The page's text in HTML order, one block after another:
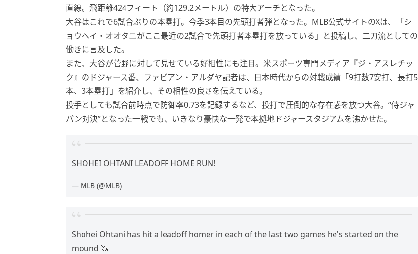
直線。飛距離424フィート（約129.2メートル）の特大アーチとなった。
大谷はこれで6試合ぶりの本塁打。今季3本目の先頭打者弾となった。MLB公式サイトのXは、「シ
ョウヘイ・オオタニがここ最近の2試合で先頭打者本塁打を放っている」と投稿し、二刀流としての
働きに言及した。
また、大谷が菅野に対して見せている好相性にも注目。米スポーツ専門メディア『ジ・アスレチッ
ク』のドジャース番、ファビアン・アルダヤ記者は、日本時代からの対戦成績「9打数7安打、長打5
本、3本塁打」を紹介し、その相性の良さを伝えている。
投手としても試合前時点で防御率0.73を記録するなど、投打で圧倒的な存在感を放つ大谷。“侍ジャ
パン対決”となった一戦でも、いきなり豪快な一発で本拠地ドジャースタジアムを沸かせた。
SHOHEI OHTANI LEADOFF HOME RUN!
— MLB (@MLB)
Shohei Ohtani has hit a leadoff homer in each of the last two games he's started on the
mound 🦄